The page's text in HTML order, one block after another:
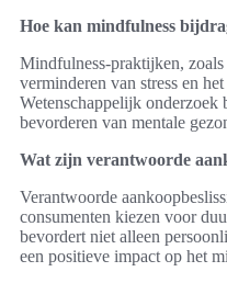
Hoe kan mindfulness
Mindfulness-praktijken,
verminderen van stress en
Wetenschappelijk
bevorderen van mentale
Wat zijn verantwoorde
Verantwoorde
consumenten kiezen voor
bevordert niet alleen
een positieve impact op het